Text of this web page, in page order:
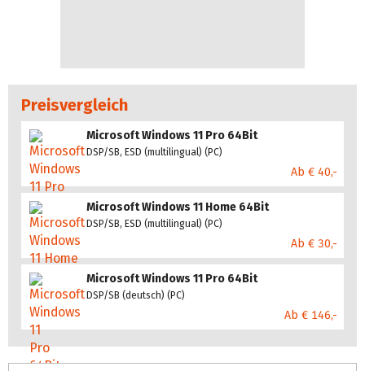
Preisvergleich
Microsoft Windows 11 Pro 64Bit
DSP/SB, ESD (multilingual) (PC)
Ab € 40,-
Microsoft Windows 11 Home 64Bit
DSP/SB, ESD (multilingual) (PC)
Ab € 30,-
Microsoft Windows 11 Pro 64Bit
DSP/SB (deutsch) (PC)
Ab € 146,-